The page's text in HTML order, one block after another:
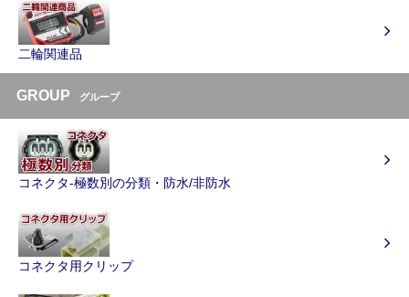
二輪関連品
GROUP グループ
コネクタ-極数別の分類・防水/非防水
コネクタ用クリップ